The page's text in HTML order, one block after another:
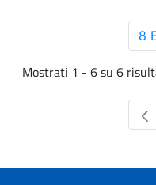
8
Mostrati 1 - 6 su 6